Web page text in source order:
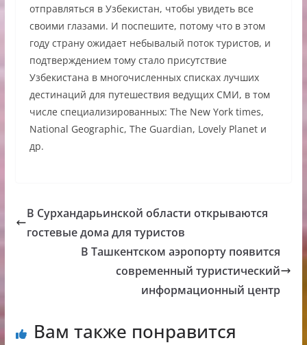
отправляться в Узбекистан, чтобы увидеть все
своими глазами. И поспешите, потому что в этом
году страну ожидает небывалый поток туристов, и
подтверждением тому стало присутствие
Узбекистана в многочисленных списках лучших
дестинаций для путешествия ведущих СМИ, в том
числе специализированных: The New York times,
National Geographic, The Guardian, Lovely Planet и
др.
В Сурхандарьинской области открываются
гостевые дома для туристов
В Ташкентском аэропорту появится
современный туристический
информационный центр
Вам также понравится